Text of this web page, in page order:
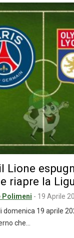
Lione
riapre la
Polimeni - 19 Aprile
domenica 19 aprile
che…